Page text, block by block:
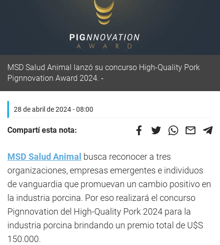
MSD Salud Animal lanzó su concurso High-Quality Pork
Pignnovation Award 2024.
28 de abril de 2024 - 08:00
Compartí esta nota:
MSD Salud Animal busca reconocer a tres
organizaciones, empresas emergentes e individuos
de vanguardia que promuevan un cambio positivo en
la industria porcina. Por eso realizará el concurso
Pignnovation del High-Quality Pork 2024 para la
industria porcina brindando un premio total de U$S
150.000.